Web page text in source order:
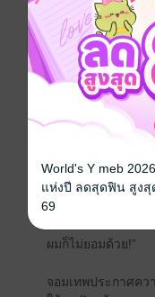
นี่เป็นครั้งที่สองแล้
ประโยคนี้ กล้าพูดอ
เพราะไม่อยากดวง
“แล้วใครว่าสามีภ
ฝันไปเถอะ!”
พรพิรุณเถียงกลับ
ตัวเองของชายหนุ่ม
“นี่คุณคิดว่าผมจะน
ผมก็ไม่ยอมด้วย!”
จอมเทพประกาศคว
World's Y meb
แห่งปี ลดสุดฟิน สูงสุ
69